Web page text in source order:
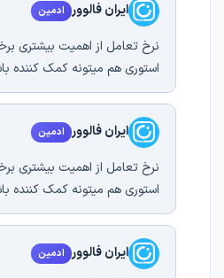
ایران فالوور ادمین
نرخ تعامل از اهمیت بیشتری
استوری هم میتونه کمک کننده
ایران فالوور ادمین
نرخ تعامل از اهمیت بیشتری
استوری هم میتونه کمک کننده
ایران فالوور ادمین